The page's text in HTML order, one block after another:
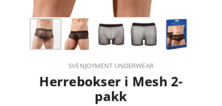
SVENJOYMENT UNDERWEAR
Herrebokser i Mesh 2-
pakk